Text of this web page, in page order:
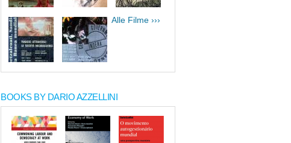
Alle Filme ›››
BOOKS BY DARIO AZZELLINI